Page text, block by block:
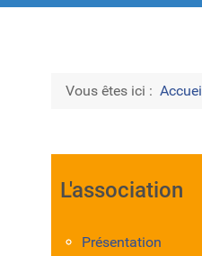
Vous êtes ici : Accueil
L'association
Présentation